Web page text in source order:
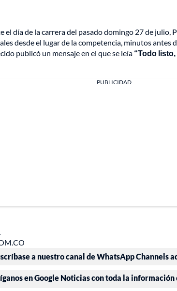
el día de la carrera del pasado domingo 27 de julio,
desde el lugar de la competencia, minutos antes
publicó un mensaje en el que se leía “Todo listo,
PUBLICIDAD
a nuestro canal de WhatsApp Channels
en Google Noticias con toda la información